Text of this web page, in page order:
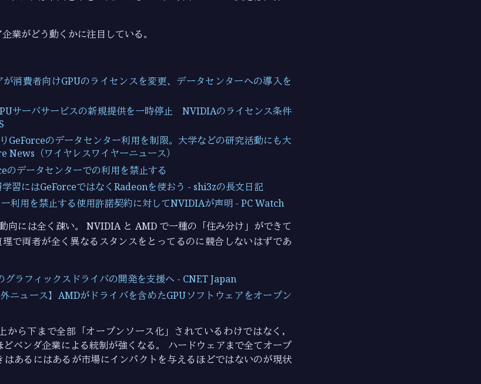
業がどう動くかに注目している。
消費者向けGPUのライセンスを変更、データセンターへの導入を
サーバサービスの新規提供を一時停止 NVIDIAのライセンス条件
GeForceのデータセンター利用を制限。大学などの研究活動にも大
（ワイヤレスワイヤーニュース）
のデータセンターでの利用を禁止する
習にはGeForceではなくRadeonを使おう - shi3zの長文日記
利用を禁止する使用許諾契約に対してNVIDIAが声明 - PC Watch
向には全く疎い。 NVIDIA と AMD で一種の「住み分け」ができて
理で両者が全く異なるスタンスをとってるのに競合しないはずであ
ラフィックスドライバの開発を支援へ - CNET Japan
ニュース】AMDがドライバを含めたGPUソフトウェアをオープン
から下まで全部「オープンソース化」されているわけではなく，
ベンダ企業による統制が強くなる。 ハードウェアまで全てオープ
はあるにはあるが市場にインパクトを与えるほどではないのが現状